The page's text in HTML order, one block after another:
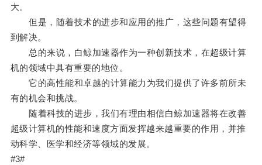
大。
但是，随着技术的进步和应用的推广，这些问题有望得
到解决。
总的来说，白鲸加速器作为一种创新技术，在超级计算
机的领域中具有重要的地位。
它的高性能和卓越的计算能力为我们提供了许多前所未
有的机会和挑战。
随着科技的进步，我们有理由相信白鲸加速器将在改善
超级计算机的性能和速度方面发挥越来越重要的作用，并推
动科学、医学和经济等领域的发展。
#3#